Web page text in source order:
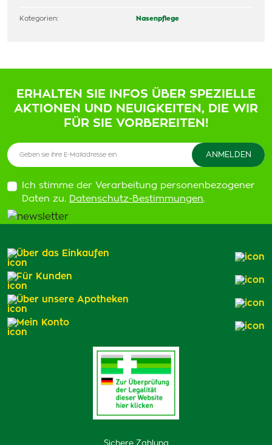
Kategorien: Nasenpflege
ERHALTEN SIE INFOS ÜBER SPEZIELLE
AKTIONEN UND NEUIGKEITEN, DIE WIR
FÜR SIE VORBEREITEN!
Ich stimme der Verarbeitung personenbezogener
Daten zu. Datenschutz-Bestimmungen.
Über das Einkaufen
Für Kunden
Über unsere Apotheken
Mein Konto